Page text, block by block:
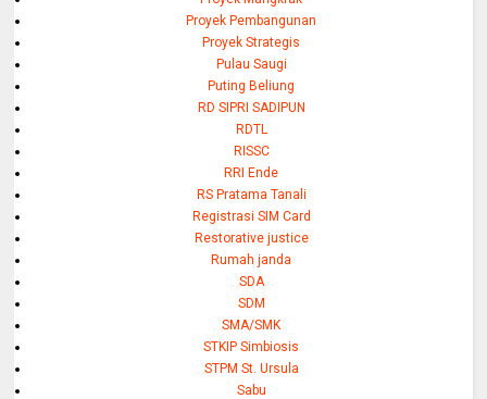
Proyek Pembangunan
Proyek Strategis
Pulau Saugi
Puting Beliung
RD SIPRI SADIPUN
RDTL
RISSC
RRI Ende
RS Pratama Tanali
Registrasi SIM Card
Restorative justice
Rumah janda
SDA
SDM
SMA/SMK
STKIP Simbiosis
STPM St. Ursula
Sabu